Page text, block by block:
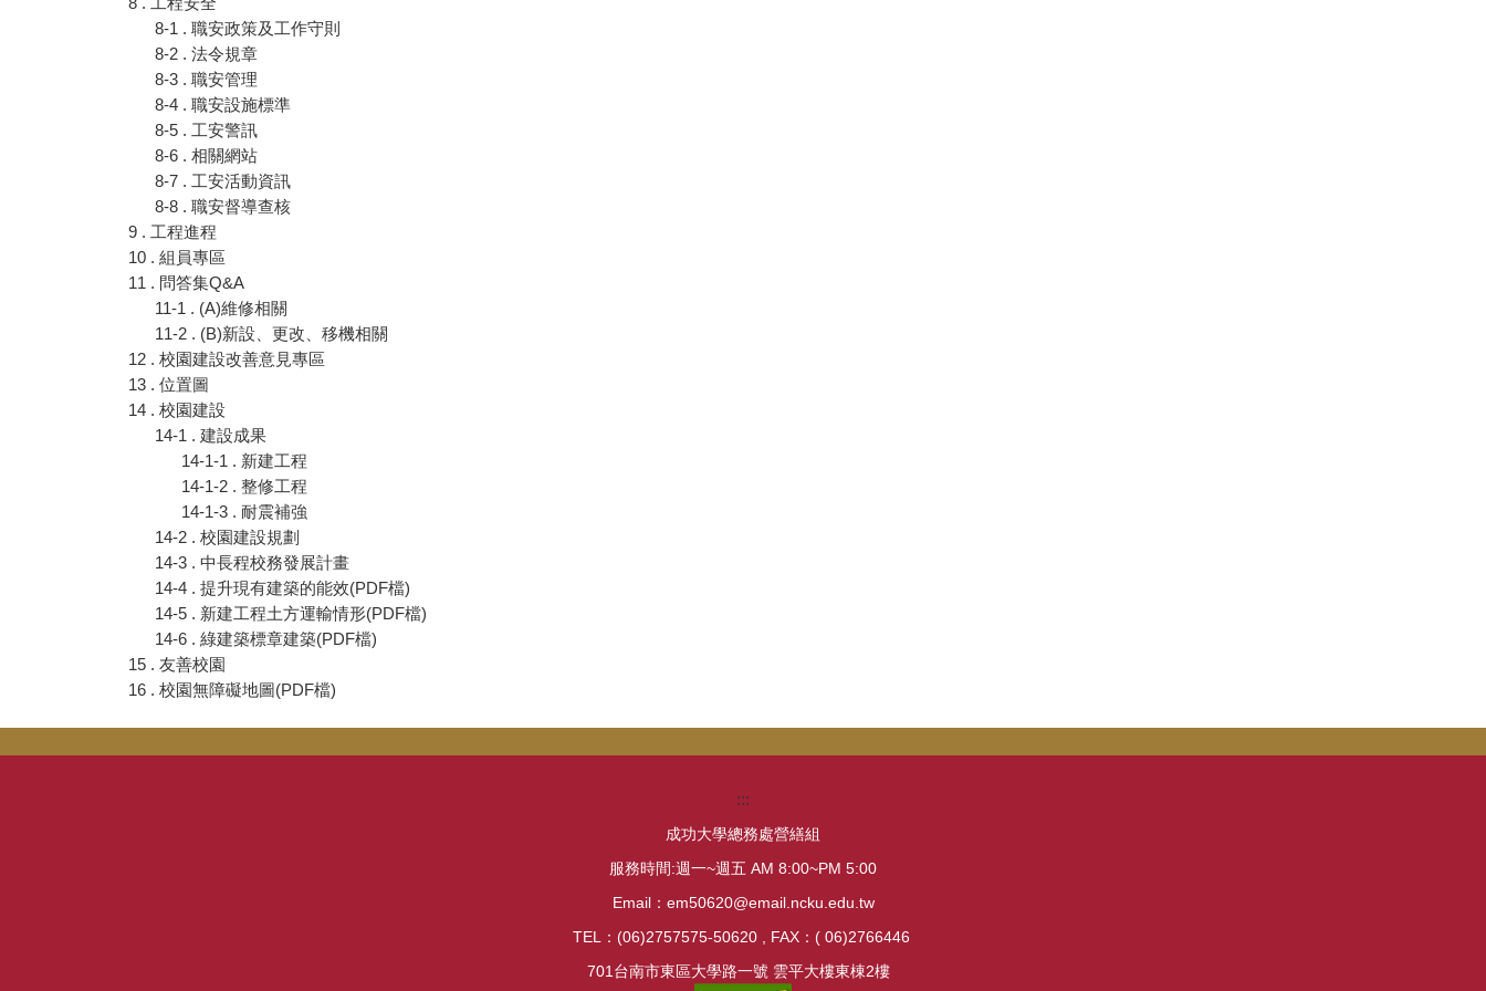
8-1 . 職安政策及工作守則
8-2 . 法令規章
8-3 . 職安管理
8-4 . 職安設施標準
8-5 . 工安警訊
8-6 . 相關網站
8-7 . 工安活動資訊
8-8 . 職安督導查核
9 . 工程進程
10 . 組員專區
11 . 問答集Q&A
11-1 . (A)維修相關
11-2 . (B)新設、更改、移機相關
12 . 校園建設改善意見專區
13 . 位置圖
14 . 校園建設
14-1 . 建設成果
14-1-1 . 新建工程
14-1-2 . 整修工程
14-1-3 . 耐震補強
14-2 . 校園建設規劃
14-3 . 中長程校務發展計畫
14-4 . 提升現有建築的能效(PDF檔)
14-5 . 新建工程土方運輸情形(PDF檔)
14-6 . 綠建築標章建築(PDF檔)
15 . 友善校園
16 . 校園無障礙地圖(PDF檔)
:::
成功大學總務處營繕組
服務時間:週一~週五 AM 8:00~PM 5:00
Email：em50620@email.ncku.edu.tw
TEL：(06)2757575-50620 , FAX：( 06)2766446
701台南市東區大學路一號 雲平大樓東棟2樓